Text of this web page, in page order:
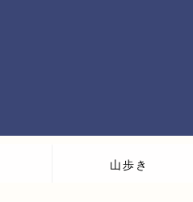
山歩き